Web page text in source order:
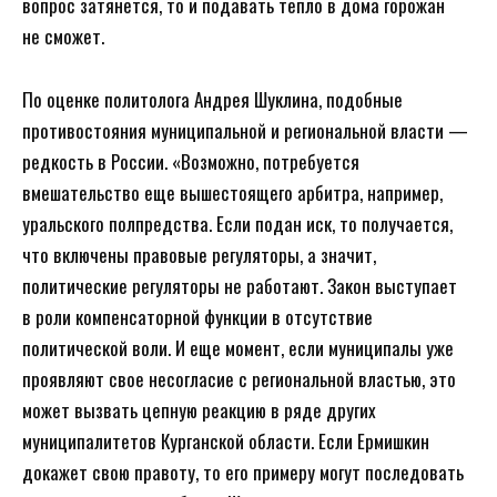
не сможет.
По оценке политолога Андрея Шуклина, подобные
противостояния муниципальной и региональной власти —
редкость в России. «Возможно, потребуется
вмешательство еще вышестоящего арбитра, например,
уральского полпредства. Если подан иск, то получается,
что включены правовые регуляторы, а значит,
политические регуляторы не работают. Закон выступает
в роли компенсаторной функции в отсутствие
политической воли. И еще момент, если муниципалы уже
проявляют свое несогласие с региональной властью, это
может вызвать цепную реакцию в ряде других
муниципалитетов Курганской области. Если Ермишкин
докажет свою правоту, то его примеру могут последовать